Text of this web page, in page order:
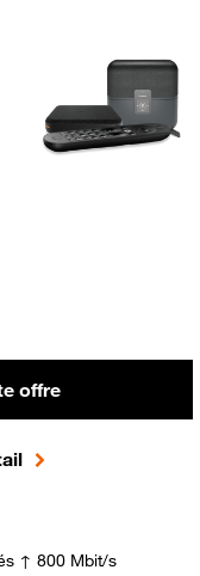
Fibre
puis 42,99 € par mois,
offre
↑ 800 Mbit/s